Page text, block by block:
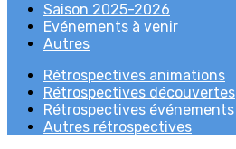
Saison 2025-2026
Evénements à venir
Autres
Rétrospectives animations
Rétrospectives découvertes
Rétrospectives événements
Autres rétrospectives